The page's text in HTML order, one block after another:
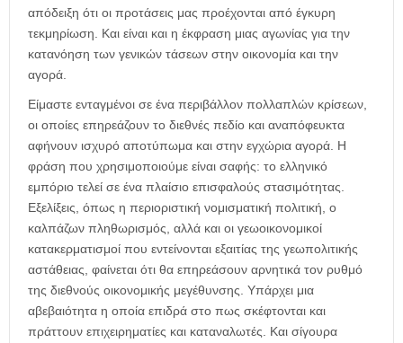
απόδειξη ότι οι προτάσεις μας προέχονται από έγκυρη
τεκμηρίωση. Και είναι και η έκφραση μιας αγωνίας για την
κατανόηση των γενικών τάσεων στην οικονομία και την
αγορά.
Είμαστε ενταγμένοι σε ένα περιβάλλον πολλαπλών κρίσεων,
οι οποίες επηρεάζουν το διεθνές πεδίο και αναπόφευκτα
αφήνουν ισχυρό αποτύπωμα και στην εγχώρια αγορά. Η
φράση που χρησιμοποιούμε είναι σαφής: το ελληνικό
εμπόριο τελεί σε ένα πλαίσιο επισφαλούς στασιμότητας.
Εξελίξεις, όπως η περιοριστική νομισματική πολιτική, ο
καλπάζων πληθωρισμός, αλλά και οι γεωοικονομικοί
κατακερματισμοί που εντείνονται εξαιτίας της γεωπολιτικής
αστάθειας, φαίνεται ότι θα επηρεάσουν αρνητικά τον ρυθμό
της διεθνούς οικονομικής μεγέθυνσης. Υπάρχει μια
αβεβαιότητα η οποία επιδρά στο πως σκέφτονται και
πράττουν επιχειρηματίες και καταναλωτές. Και σίγουρα